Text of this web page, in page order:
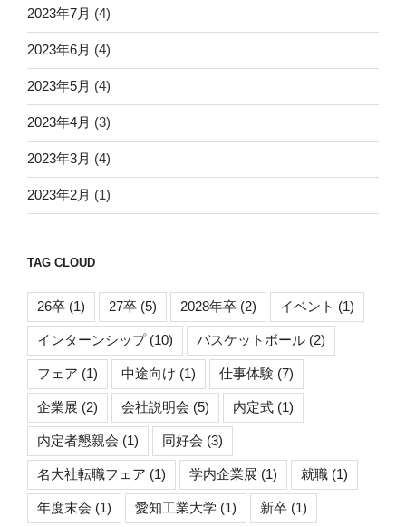
2023年7月 (4)
2023年6月 (4)
2023年5月 (4)
2023年4月 (3)
2023年3月 (4)
2023年2月 (1)
TAG CLOUD
26卒 (1) 27卒 (5) 2028年卒 (2) イベント (1)
インターンシップ(10) バスケットボール (2)
フェア (1) 中途向け (1) 仕事体験 (7)
企業展 (2) 会社説明会 (5) 内定式 (1)
内定者懇親会 (1) 同好会 (3)
名大社転職フェア (1) 学内企業展 (1) 就職 (1)
年度末会 (1) 愛知工業大学 (1) 新卒 (1)